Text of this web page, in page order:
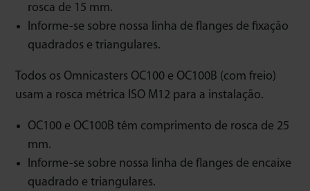
rosca de 15 mm.
Informe-se sobre nossa linha de flanges de fixação
quadrados e triangulares.
Todos os Omnicasters OC100 e OC100B (com freio)
usam a rosca métrica ISO M12 para a instalação.
OC100 e OC100B têm comprimento de rosca de 25
mm.
Informe-se sobre nossa linha de flanges de encaixe
quadrado e triangulares.